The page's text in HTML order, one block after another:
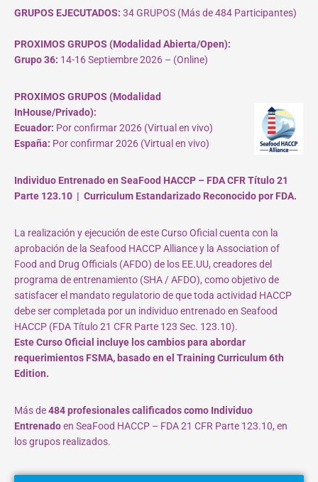
GRUPOS EJECUTADOS: 34 GRUPOS (Más de 484 Participantes)
PROXIMOS GRUPOS (Modalidad Abierta/Open):
Grupo 36: 14-16 Septiembre 2026 – (Online)
PROXIMOS GRUPOS (Modalidad
InHouse/Privado):
Ecuador: Por confirmar 2026 (Virtual en vivo)
España: Por confirmar 2026 (Virtual en vivo)
Individuo Entrenado en SeaFood HACCP – FDA CFR Título 21
Parte 123.10 | Curriculum Estandarizado Reconocido por FDA.
La realización y ejecución de este Curso Oficial cuenta con la
aprobación de la Seafood HACCP Alliance y la Association of
Food and Drug Officials (AFDO) de los EE.UU, creadores del
programa de entrenamiento (SHA / AFDO), como objetivo de
satisfacer el mandato regulatorio de que toda actividad HACCP
debe ser completada por un individuo entrenado en Seafood
HACCP (FDA Título 21 CFR Parte 123 Sec. 123.10).
Este Curso Oficial incluye los cambios para abordar
requerimientos FSMA, basado en el Training Curriculum 6th
Edition.
Más de484 profesionales calificados como Individuo
Entrenadoen SeaFood HACCP – FDA 21 CFR Parte 123.10, en
los grupos realizados.